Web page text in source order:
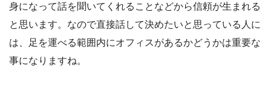
身になって話を聞いてくれることなどから信頼が生まれる
と思います。なので直接話して決めたいと思っている人に
は、足を運べる範囲内にオフィスがあるかどうかは重要な
事になりますね。